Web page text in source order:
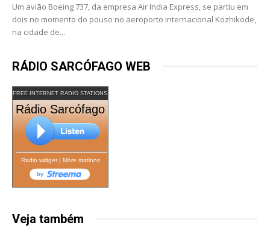
Um avião Boeing 737, da empresa Air India Express, se partiu em
dois no momento do pouso no aeroporto internacional Kozhikode,
na cidade de...
RÁDIO SARCÓFAGO WEB
FREE INTERNET RADIO STATIONS
Rádio Sarcófago
Radio widget| More stations
Veja também